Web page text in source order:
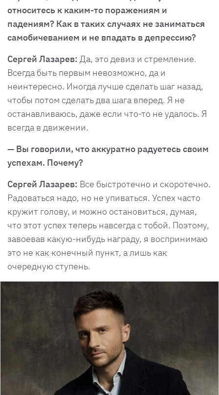
относитесь к каким-то поражениям и
падениям? Как в таких случаях не заниматься
самобичеванием и не впадать в депрессию?
Сергей Лазарев: Да, это девиз и стремление.
Всегда быть первым невозможно, да и
неинтересно. Иногда лучше сделать шаг назад,
чтобы потом сделать два шага вперед. Я не
останавливаюсь, даже если что-то не удалось. Я
всегда в движении.
— Вы говорили, что аккуратно радуетесь своим
успехам. Почему?
Сергей Лазарев: Все быстротечно и скоротечно.
Радоваться надо, но не упиваться. Успех часто
кружит голову, и можно остановиться, думая,
что этот успех теперь навсегда с тобой. Поэтому,
завоевав какую-нибудь награду, я воспринимаю
это не как конечный пункт, а лишь как
очередную ступень.